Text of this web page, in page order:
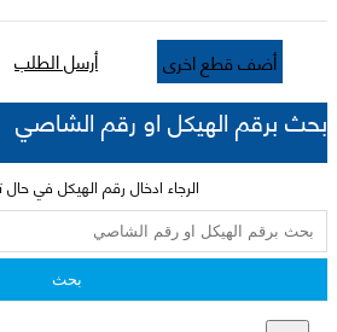
أضف قطع اخرى أرسل الطلب
بحث برقم الهيكل او رقم الشاصي
الرجاء ادخال رقم الهيكل في
بحث